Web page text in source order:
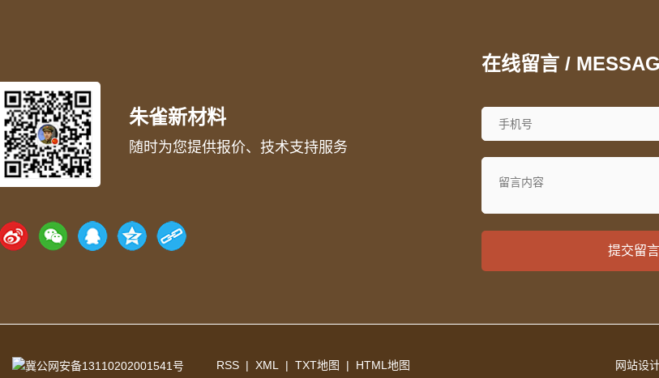
朱雀新材料
随时为您提供报价、技术支持服务
在线留言 /
提交留言
冀公网安备13110202001541号 RSS | XML | TXT地图 | HTML地图 网站设